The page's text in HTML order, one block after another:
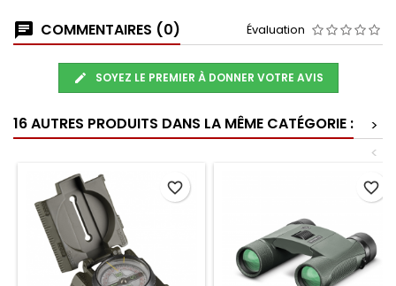
COMMENTAIRES (0) Évaluation
SOYEZ LE PREMIER À DONNER VOTRE AVIS
16 AUTRES PRODUITS DANS LA MÊME CATÉGORIE :
>
<
favorite_border favorite_border